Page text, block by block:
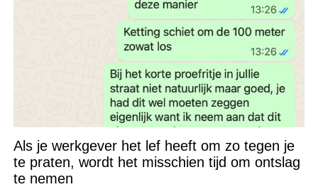
Als je werkgever het lef heeft om zo tegen je
te praten, wordt het misschien tijd om ontslag
te nemen